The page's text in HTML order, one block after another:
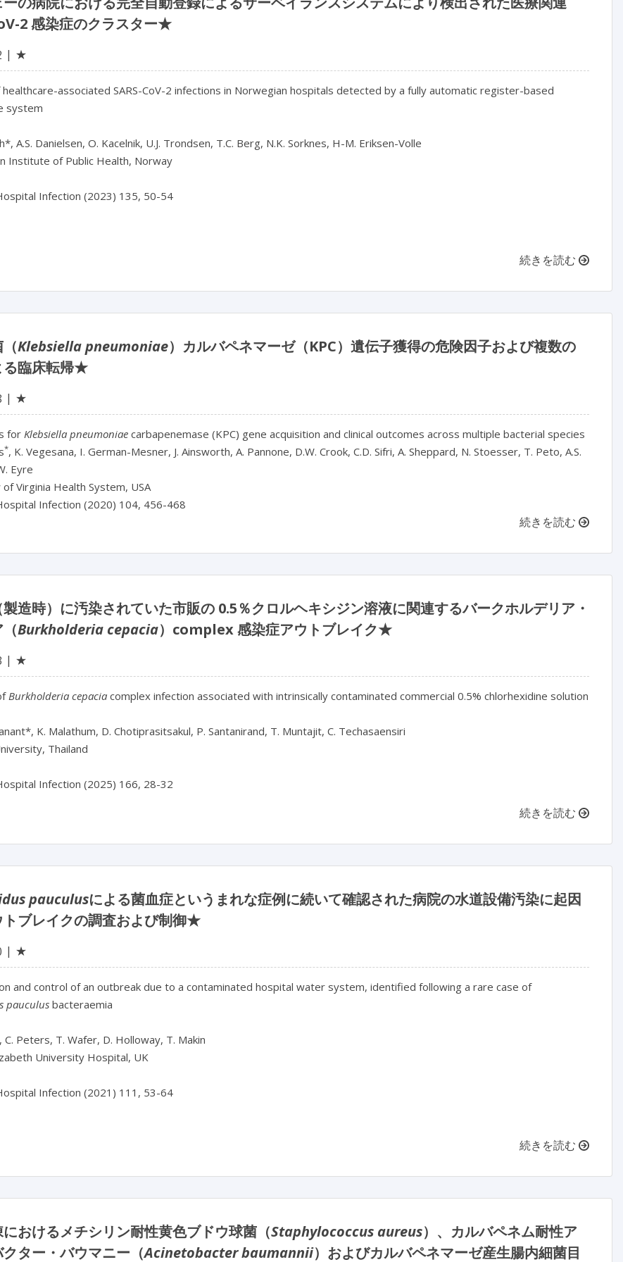
2 感染症のクラスター★
★
associated SARS-CoV-2 infections in Norwegian hospitals detected by a fully automatic register-based
system
A.S. Danielsen, O. Kacelnik, U.J. Trondsen, T.C. Berg, N.K. Sorknes, H-M. Eriksen-Volle
Institute of Public Health, Norway
Infection (2023) 135, 50-54
続きを読む
Klebsiella pneumoniae）カルバペネマーゼ（KPC）遺伝子獲得の危険因子および複数の
る臨床転帰★
★
for Klebsiella pneumoniae carbapenemase (KPC) gene acquisition and clinical outcomes across multiple bacterial species
*, K. Vegesana, I. German-Mesner, J. Ainsworth, A. Pannone, D.W. Crook, C.D. Sifri, A. Sheppard, N. Stoesser, T. Peto, A.S.
Eyre
Virginia Health System, USA
Infection (2020) 104, 456-468
続きを読む
造時）に汚染されていた市販の 0.5％クロルヘキシジン溶液に関連するバークホルデリア・
Burkholderia cepacia）complex 感染症アウトブレイク★
★
Burkholderia cepacia complex infection associated with intrinsically contaminated commercial 0.5% chlorhexidine solution
K. Malathum, D. Chotiprasitsakul, P. Santanirand, T. Muntajit, C. Techasaensiri
Thailand
Infection (2025) 166, 28-32
続きを読む
pauculusによる菌血症というまれな症例に続いて確認された病院の水道設備汚染に起因
トブレイクの調査および制御★
★
and control of an outbreak due to a contaminated hospital water system, identified following a rare case of
pauculusbacteraemia
Peters, T. Wafer, D. Holloway, T. Makin
University Hospital, UK
Infection (2021) 111, 53-64
続きを読む
おけるメチシリン耐性黄色ブドウ球菌（Staphylococcus aureus）、カルバペネム耐性ア
クター・バウマニー（Acinetobacter baumannii）およびカルバペネマーゼ産生腸内細菌目